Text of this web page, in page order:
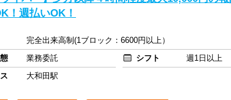
！週払いOK！
完全出来高制(1ブロック：6600円以上）
業務委託 シフト
週1日以上
大和田駅